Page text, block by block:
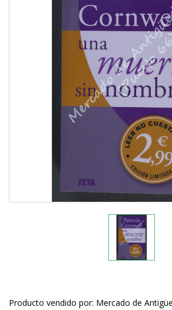
Producto vendido por: Mercado de